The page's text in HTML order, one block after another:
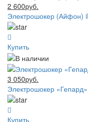
2 600руб.
Электрошокер (Айфон)
Купить
3 050руб.
Электрошокер
Купить